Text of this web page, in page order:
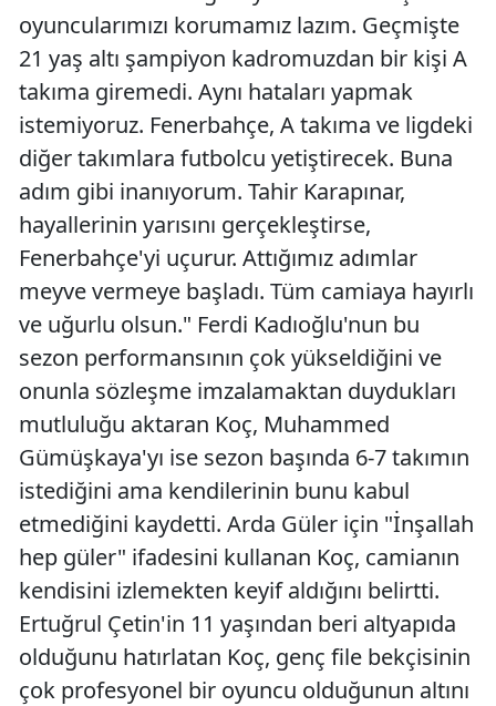
Samsun
Siirt
Sinop
Sivas
Tokat
Trabzon
Tunceli
Şanlıurfa
Uşak
Yozgat
Zonguldak
Aksaray
Bayburt
oyuncularımızı korumamız lazım. Geçmişte
21 yaş altı şampiyon kadromuzdan bir kişi A
takıma giremedi. Aynı hataları yapmak
istemiyoruz. Fenerbahçe, A takıma ve ligdeki
diğer takımlara futbolcu yetiştirecek. Buna
adım gibi inanıyorum. Tahir Karapınar,
hayallerinin yarısını gerçekleştirse,
Fenerbahçe'yi uçurur. Attığımız adımlar
meyve vermeye başladı. Tüm camiaya hayırlı
ve uğurlu olsun." Ferdi Kadıoğlu'nun bu
sezon performansının çok yükseldiğini ve
onunla sözleşme imzalamaktan duydukları
mutluluğu aktaran Koç, Muhammed
Gümüşkaya'yı ise sezon başında 6-7 takımın
istediğini ama kendilerinin bunu kabul
etmediğini kaydetti. Arda Güler için "İnşallah
hep güler" ifadesini kullanan Koç, camianın
kendisini izlemekten keyif aldığını belirtti.
Ertuğrul Çetin'in 11 yaşından beri altyapıda
olduğunu hatırlatan Koç, genç file bekçisinin
çok profesyonel bir oyuncu olduğunun altını